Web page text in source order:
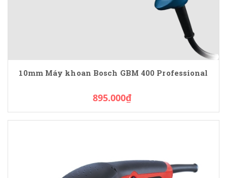
10mm Máy khoan Bosch GBM 400 Professional
895.000₫